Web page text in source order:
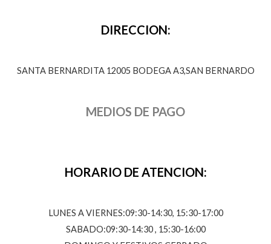
DIRECCION:
SANTA BERNARDITA 12005 BODEGA A3,SAN BERNARDO
MEDIOS DE PAGO
HORARIO DE ATENCION:
LUNES A VIERNES:09:30-14:30, 15:30-17:00
SABADO:09:30-14:30 , 15:30-16:00